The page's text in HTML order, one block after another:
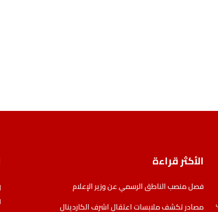
الأكثر قراءة
فصل منصب الناطق الرسمي عن وزير الإعلام
مصادر تكشف ملابسات اعتقال اشرف الكاردينال